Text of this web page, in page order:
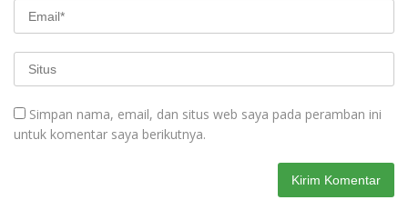
Simpan nama, email, dan situs web saya pada peramban ini
untuk komentar saya berikutnya.